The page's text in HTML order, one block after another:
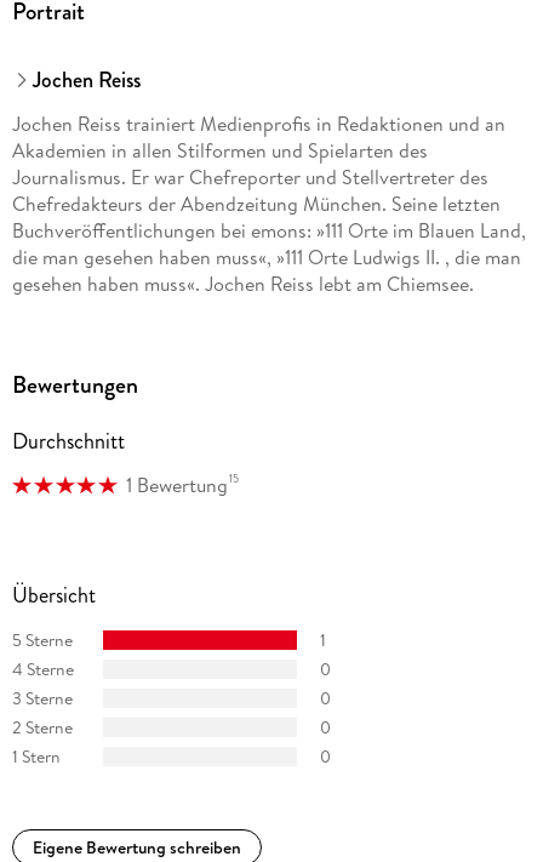
Portrait
Jochen Reiss
Jochen Reiss trainiert Medienprofis in Redaktionen und an
Akademien in allen Stilformen und Spielarten des
Journalismus. Er war Chefreporter und Stellvertreter des
Chefredakteurs der Abendzeitung München. Seine letzten
Buchveröffentlichungen bei emons: »111 Orte im Blauen Land,
die man gesehen haben muss«, »111 Orte Ludwigs II. , die man
gesehen haben muss«. Jochen Reiss lebt am Chiemsee.
Bewertungen
Durchschnitt
1 Bewertung15
Übersicht
5 Sterne
1
4 Sterne
0
3 Sterne
0
2 Sterne
0
1 Stern
0
Eigene Bewertung schreiben